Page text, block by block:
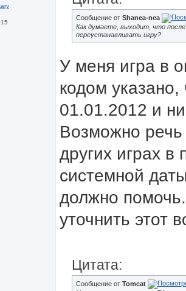
Сообщение от Shanea-nea
Как думаете, выходит, что
переустанавливать игру?
У меня игра в
кодом
01.01.2012 и
Возможно
других играх в
системной
должно
уточнить этот
Цитата:
Сообщение от Tomcat